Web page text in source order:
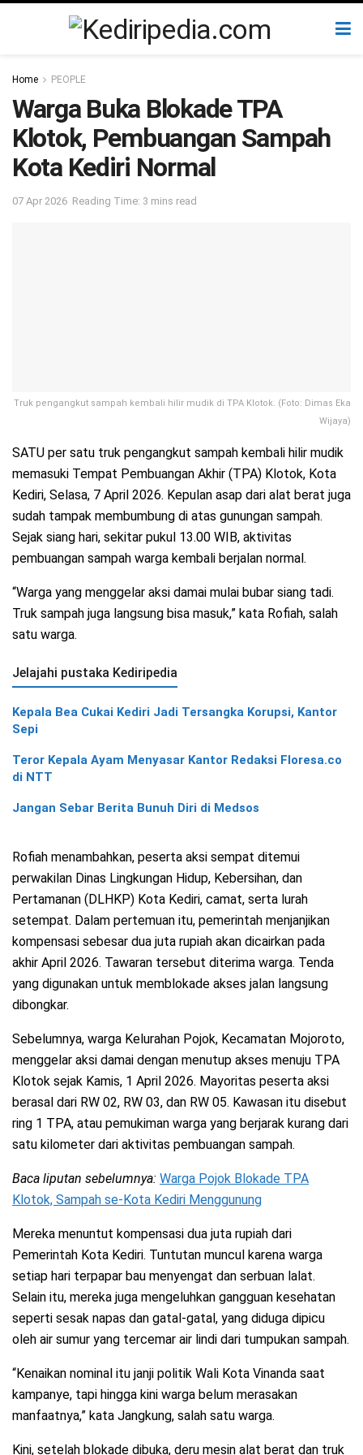
Home PEOPLE
Warga Buka Blokade TPA
Klotok, Pembuangan Sampah
Kota Kediri Normal
07 Apr 2026 Reading Time: 3 mins read
Truk pengangkut sampah kembali hilir mudik di TPA Klotok. (Foto: Dimas Eka
Wijaya)
SATU per satu truk pengangkut sampah kembali hilir mudik
memasuki Tempat Pembuangan Akhir (TPA) Klotok, Kota
Kediri, Selasa, 7 April 2026. Kepulan asap dari alat berat juga
sudah tampak membumbung di atas gunungan sampah.
Sejak siang hari, sekitar pukul 13.00 WIB, aktivitas
pembuangan sampah warga kembali berjalan normal.
“Warga yang menggelar aksi damai mulai bubar siang tadi.
Truk sampah juga langsung bisa masuk,” kata Rofiah, salah
satu warga.
Jelajahi pustaka Kediripedia
Kepala Bea Cukai Kediri Jadi Tersangka Korupsi, Kantor
Sepi
Teror Kepala Ayam Menyasar Kantor Redaksi Floresa.co
di NTT
Jangan Sebar Berita Bunuh Diri di Medsos
Rofiah menambahkan, peserta aksi sempat ditemui
perwakilan Dinas Lingkungan Hidup, Kebersihan, dan
Pertamanan (DLHKP) Kota Kediri, camat, serta lurah
setempat. Dalam pertemuan itu, pemerintah menjanjikan
kompensasi sebesar dua juta rupiah akan dicairkan pada
akhir April 2026. Tawaran tersebut diterima warga. Tenda
yang digunakan untuk memblokade akses jalan langsung
dibongkar.
Sebelumnya, warga Kelurahan Pojok, Kecamatan Mojoroto,
menggelar aksi damai dengan menutup akses menuju TPA
Klotok sejak Kamis, 1 April 2026. Mayoritas peserta aksi
berasal dari RW 02, RW 03, dan RW 05. Kawasan itu disebut
ring 1 TPA, atau pemukiman warga yang berjarak kurang dari
satu kilometer dari aktivitas pembuangan sampah.
Baca liputan sebelumnya: Warga Pojok Blokade TPA
Klotok, Sampah se-Kota Kediri Menggunung
Mereka menuntut kompensasi dua juta rupiah dari
Pemerintah Kota Kediri. Tuntutan muncul karena warga
setiap hari terpapar bau menyengat dan serbuan lalat.
Selain itu, mereka juga mengeluhkan gangguan kesehatan
seperti sesak napas dan gatal-gatal, yang diduga dipicu
oleh air sumur yang tercemar air lindi dari tumpukan sampah.
“Kenaikan nominal itu janji politik Wali Kota Vinanda saat
kampanye, tapi hingga kini warga belum merasakan
manfaatnya,” kata Jangkung, salah satu warga.
Kini, setelah blokade dibuka, deru mesin alat berat dan truk